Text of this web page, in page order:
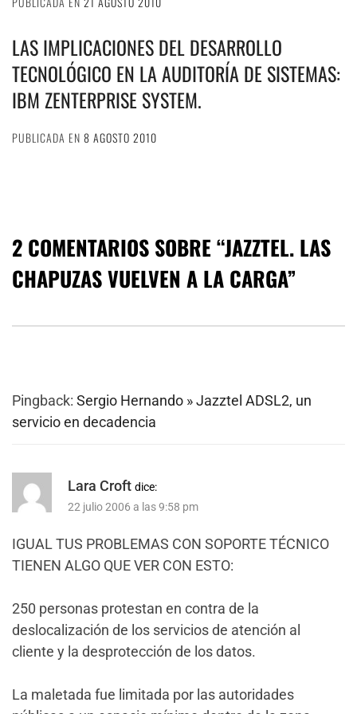
LAS IMPLICACIONES DEL DESARROLLO
TECNOLÓGICO EN LA AUDITORÍA DE SISTEMAS:
IBM ZENTERPRISE SYSTEM.
PUBLICADA EN 8 AGOSTO 2010
2 COMENTARIOS SOBRE “JAZZTEL. LAS
CHAPUZAS VUELVEN A LA CARGA”
Pingback: Sergio Hernando » Jazztel ADSL2, un
servicio en decadencia
Lara Croft dice:
22 julio 2006 a las 9:58 pm
IGUAL TUS PROBLEMAS CON SOPORTE TÉCNICO
TIENEN ALGO QUE VER CON ESTO:
250 personas protestan en contra de la
deslocalización de los servicios de atención al
cliente y la desprotección de los datos.
La maletada fue limitada por las autoridades